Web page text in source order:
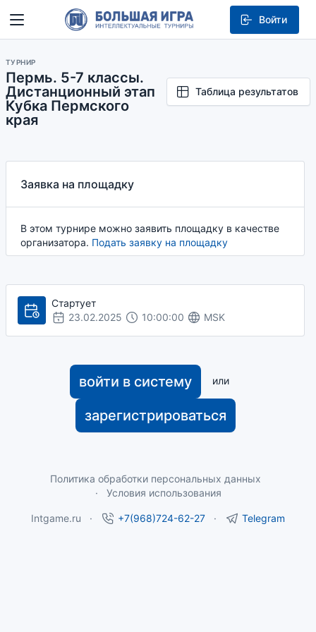
Войти
ТУРНИР
Пермь. 5-7 классы.
Дистанционный этап
Кубка Пермского
края
Таблица результатов
Заявка на площадку
В этом турнире можно заявить площадку в качестве
организатора. Подать заявку на площадку
Стартует
23.02.2025
10:00:00 MSK
войти в систему или
зарегистрироваться
Политика обработки персональных данных
Условия использования
Intgame.ru +7(968)724-62-27 Telegram